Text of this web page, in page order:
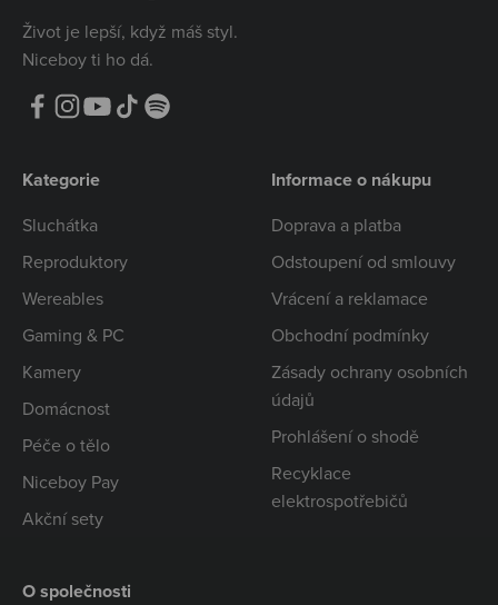
Život je lepší, když máš styl.
Niceboy ti ho dá.
Kategorie
Sluchátka
Reproduktory
Wereables
Gaming & PC
Kamery
Domácnost
Péče o tělo
Niceboy Pay
Akční sety
Informace o nákupu
Doprava a platba
Odstoupení od smlouvy
Vrácení a reklamace
Obchodní podmínky
Zásady ochrany osobních
údajů
Prohlášení o shodě
Recyklace
elektrospotřebičů
O společnosti